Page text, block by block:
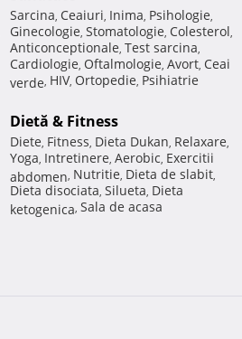
Sarcina, Ceaiuri, Inima, Psihologie,
Ginecologie, Stomatologie, Colesterol,
Anticonceptionale, Test sarcina,
Cardiologie, Oftalmologie, Avort, Ceai
verde, HIV, Ortopedie, Psihiatrie
Dietă & Fitness
Diete, Fitness, Dieta Dukan, Relaxare,
Yoga, Intretinere, Aerobic, Exercitii
abdomen, Nutritie, Dieta de slabit,
Dieta disociata, Silueta, Dieta
ketogenica, Sala de acasa